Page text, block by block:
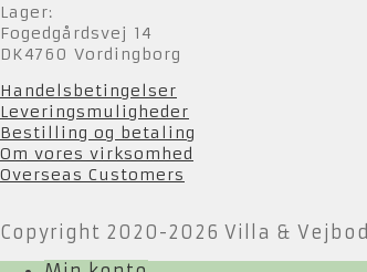
Lager:
Fogedgårdsvej 14
DK4760 Vordingborg
Handelsbetingelser
Leveringsmuligheder
Bestilling og betaling
Om vores virksomhed
Overseas Customers
Copyright 2020-2026 Villa & Vejbod